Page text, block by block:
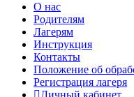
О нас
Родителям
Лагерям
Инструкция
Контакты
Положение об
Регистрация лагеря